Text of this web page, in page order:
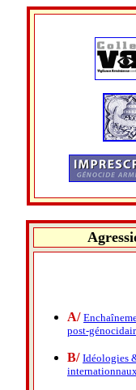
A/
post-
B/ Idéologies